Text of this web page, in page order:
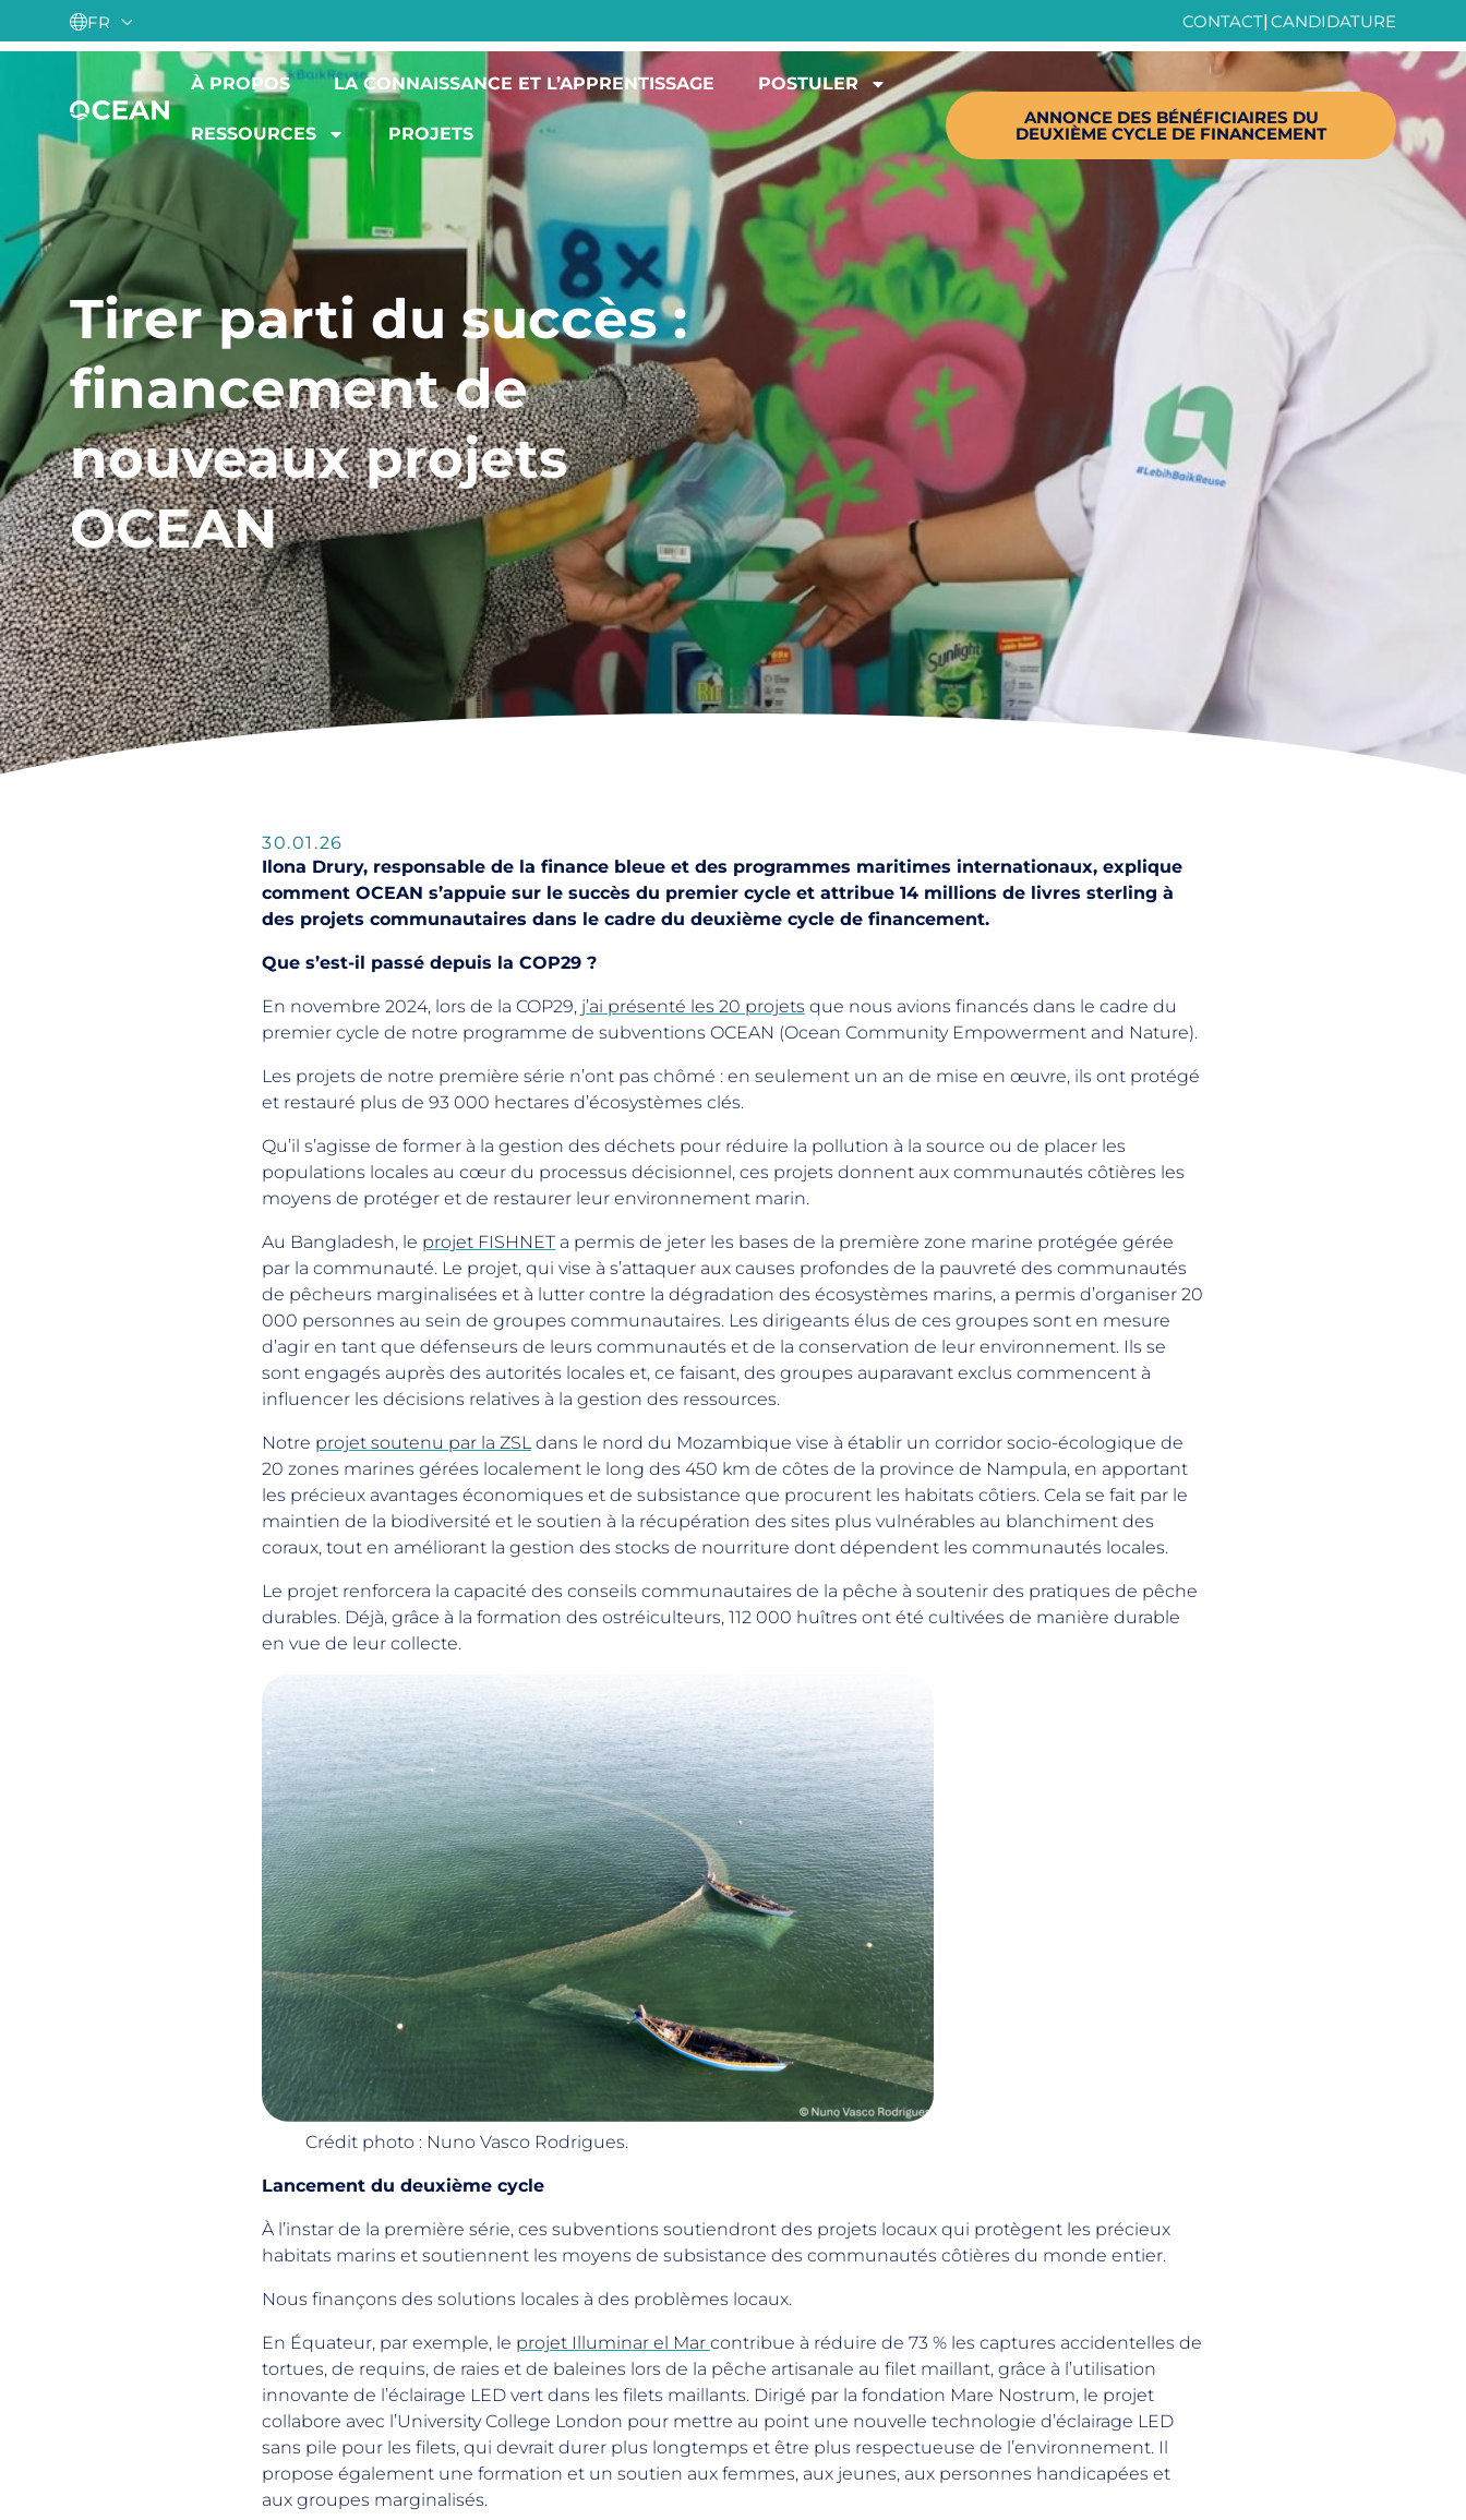
FR CONTACT| CANDIDATURE
À PROPOS LA CONNAISSANCE ET L’APPRENTISSAGE POSTULER
RESSOURCES PROJETS
ANNONCE DES BÉNÉFICIAIRES DU
DEUXIÈME CYCLE DE FINANCEMENT
Tirer parti du succès :
financement de
nouveaux projets
OCEAN
30.01.26
Ilona Drury, responsable de la finance bleue et des programmes maritimes internationaux, explique
comment OCEAN s’appuie sur le succès du premier cycle et attribue 14 millions de livres sterling à
des projets communautaires dans le cadre du deuxième cycle de financement.
Que s’est-il passé depuis la COP29 ?
En novembre 2024, lors de la COP29, j’ai présenté les 20 projets que nous avions financés dans le cadre du
premier cycle de notre programme de subventions OCEAN (Ocean Community Empowerment and Nature).
Les projets de notre première série n’ont pas chômé : en seulement un an de mise en œuvre, ils ont protégé
et restauré plus de 93 000 hectares d’écosystèmes clés.
Qu’il s’agisse de former à la gestion des déchets pour réduire la pollution à la source ou de placer les
populations locales au cœur du processus décisionnel, ces projets donnent aux communautés côtières les
moyens de protéger et de restaurer leur environnement marin.
Au Bangladesh, le projet FISHNET a permis de jeter les bases de la première zone marine protégée gérée
par la communauté. Le projet, qui vise à s’attaquer aux causes profondes de la pauvreté des communautés
de pêcheurs marginalisées et à lutter contre la dégradation des écosystèmes marins, a permis d’organiser 20
000 personnes au sein de groupes communautaires. Les dirigeants élus de ces groupes sont en mesure
d’agir en tant que défenseurs de leurs communautés et de la conservation de leur environnement. Ils se
sont engagés auprès des autorités locales et, ce faisant, des groupes auparavant exclus commencent à
influencer les décisions relatives à la gestion des ressources.
Notre projet soutenu par la ZSLdans le nord du Mozambique vise à établir un corridor socio-écologique de
20 zones marines gérées localement le long des 450 km de côtes de la province de Nampula, en apportant
les précieux avantages économiques et de subsistance que procurent les habitats côtiers. Cela se fait par le
maintien de la biodiversité et le soutien à la récupération des sites plus vulnérables au blanchiment des
coraux, tout en améliorant la gestion des stocks de nourriture dont dépendent les communautés locales.
Le projet renforcera la capacité des conseils communautaires de la pêche à soutenir des pratiques de pêche
durables. Déjà, grâce à la formation des ostréiculteurs, 112 000 huîtres ont été cultivées de manière durable
en vue de leur collecte.
Crédit photo : Nuno Vasco Rodrigues.
Lancement du deuxième cycle
À l’instar de la première série, ces subventions soutiendront des projets locaux qui protègent les précieux
habitats marins et soutiennent les moyens de subsistance des communautés côtières du monde entier.
Nous finançons des solutions locales à des problèmes locaux.
En Équateur, par exemple, le projet Illuminar el Mar contribue à réduire de 73 % les captures accidentelles de
tortues, de requins, de raies et de baleines lors de la pêche artisanale au filet maillant, grâce à l’utilisation
innovante de l’éclairage LED vert dans les filets maillants. Dirigé par la fondation Mare Nostrum, le projet
collabore avec l’University College London pour mettre au point une nouvelle technologie d’éclairage LED
sans pile pour les filets, qui devrait durer plus longtemps et être plus respectueuse de l’environnement. Il
propose également une formation et un soutien aux femmes, aux jeunes, aux personnes handicapées et
aux groupes marginalisés.